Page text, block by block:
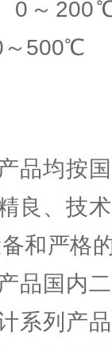
0～
500℃
品均按
良、技
和严格
品国内
系列产